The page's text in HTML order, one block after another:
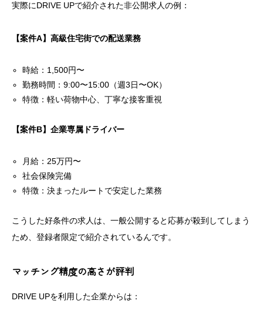
実際にDRIVE UPで紹介された非公開求人の例：
【案件A】高級住宅街での配送業務
時給：1,500円〜
勤務時間：9:00〜15:00（週3日〜OK）
特徴：軽い荷物中心、丁寧な接客重視
【案件B】企業専属ドライバー
月給：25万円〜
社会保険完備
特徴：決まったルートで安定した業務
こうした好条件の求人は、一般公開すると応募が殺到してしまう
ため、登録者限定で紹介されているんです。
マッチング精度の高さが評判
DRIVE UPを利用した企業からは：